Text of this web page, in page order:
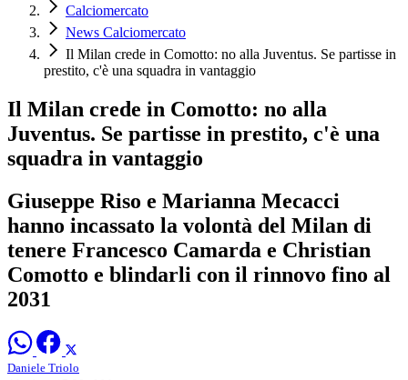
Calciomercato
News Calciomercato
Il Milan crede in Comotto: no alla Juventus. Se partisse in
prestito, c'è una squadra in vantaggio
Il Milan crede in Comotto: no alla
Juventus. Se partisse in prestito, c'è una
squadra in vantaggio
Giuseppe Riso e Marianna Mecacci
hanno incassato la volontà del Milan di
tenere Francesco Camarda e Christian
Comotto e blindarli con il rinnovo fino al
2031
Daniele Triolo